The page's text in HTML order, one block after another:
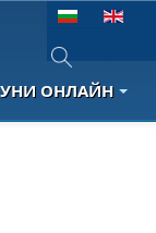
Изберете език
Type 2 or
УНИ ОНЛАЙН